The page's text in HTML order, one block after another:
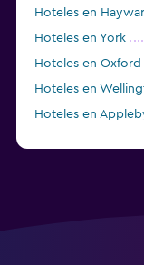
Hoteles en
Hoteles en York
Hoteles en Oxford
Hoteles en
Hoteles en